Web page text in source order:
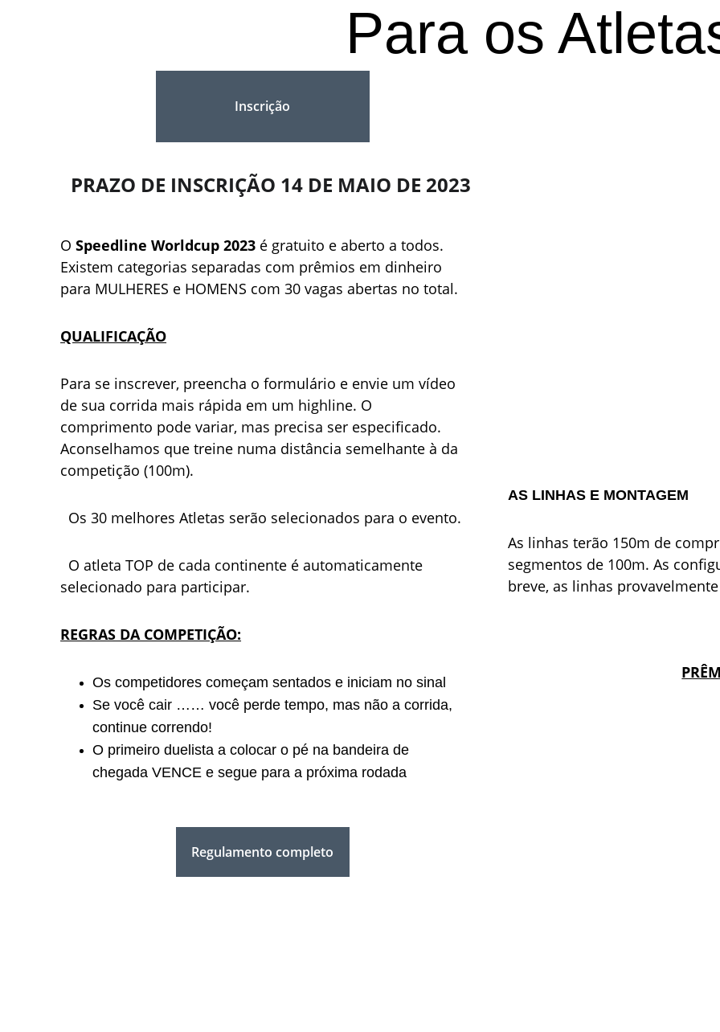
Para os
O Speedline Worldcup 2023 é gratuito e aberto a todos.
Existem categorias separadas com prêmios em dinheiro
para MULHERES e HOMENS com 30 vagas abertas no total.
QUALIFICAÇÃO
Para se inscrever, preencha o formulário e envie um vídeo
de sua corrida mais rápida em um highline. O
comprimento pode variar, mas precisa ser especificado.
Aconselhamos que treine numa distância semelhante à da
competição (100m).
Os 30 melhores Atletas serão selecionados para o evento.
O atleta TOP de cada continente é automaticamente
selecionado para participar.
REGRAS DA COMPETIÇÃO:
Os competidores começam sentados e iniciam no sinal
Se você cair …… você perde tempo, mas não a corrida,
continue correndo!
O primeiro duelista a colocar o pé na bandeira de
chegada VENCE e segue para a próxima rodada
Inscrição
AS LINHAS E MONTAGEM
As linhas terão 150m de
segmentos de 100m. As
breve, as linhas
Regulamento completo
PRAZO DE INSCRIÇÃO 14 DE MAIO DE 2023